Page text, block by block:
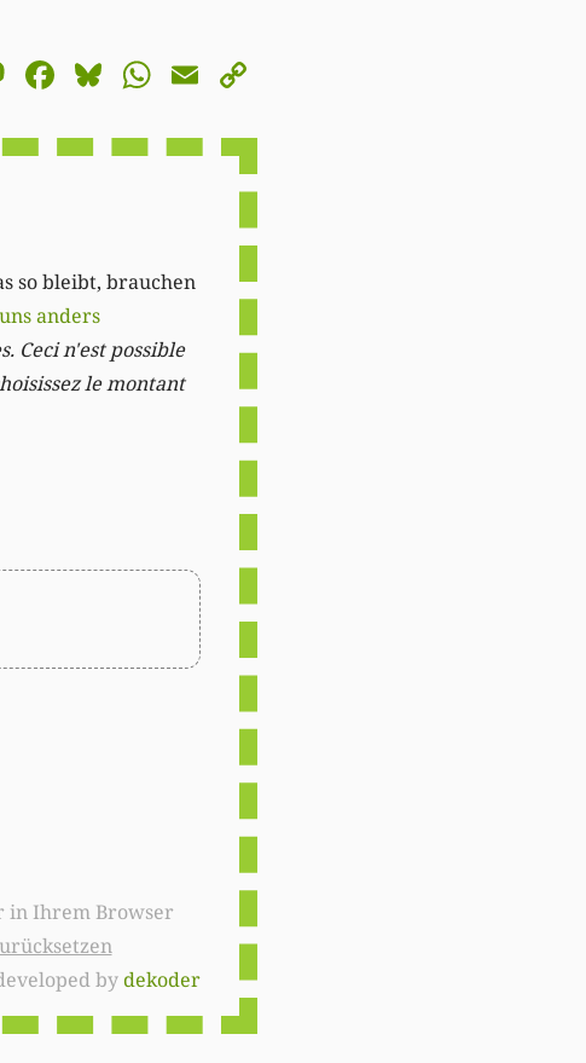
Mastodon
Facebook
Bluesky
WhatsApp
Email
so bleibt, brauchen
uns anders
Ceci n'est possible
le montant
bydekoder